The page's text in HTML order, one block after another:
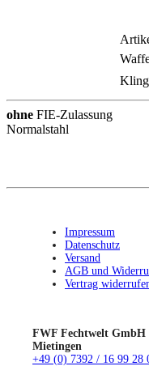
ohne FIE-Zulassung
Normalstahl
Impressum
Datenschutz
Versand
AGB und
Vertrag
FWF Fechtwelt GmbH
Mietingen
+49 (0) 7392 / 16 99 28